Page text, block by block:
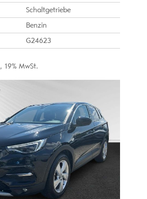
Schaltgetriebe
Benzin
G24623
19% MwSt.